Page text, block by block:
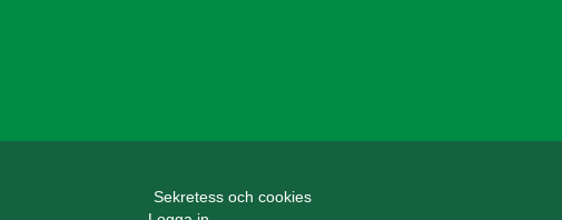
Sekretess och cookies